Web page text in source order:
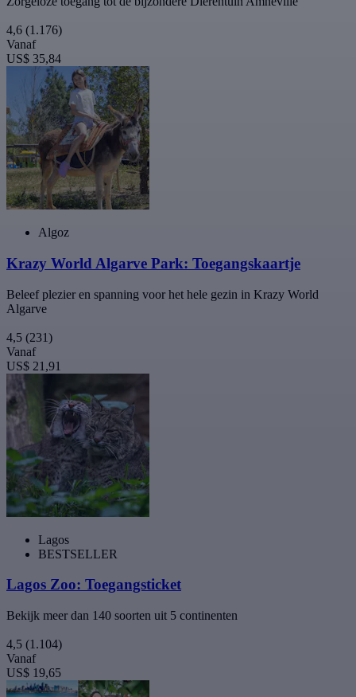
4,6 (1.176)
Vanaf
US$ 35,84
Algoz
Krazy World Algarve Park: Toegangskaartje
Beleef plezier en spanning voor het hele gezin in Krazy World
Algarve
4,5 (231)
Vanaf
US$ 21,91
Lagos
BESTSELLER
Lagos Zoo: Toegangsticket
Bekijk meer dan 140 soorten uit 5 continenten
4,5 (1.104)
Vanaf
US$ 19,65